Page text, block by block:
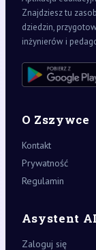
Znajdziesz tu
dziedzin,
inżynierów i
O Zszywce
Kontakt
Prywatność
Regulamin
Asystent AI
Zaloguj się